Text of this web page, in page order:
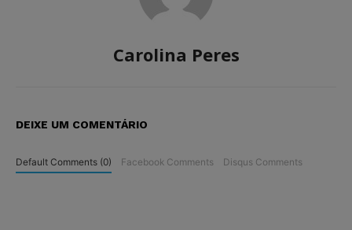
Carolina Peres
DEIXE UM COMENTÁRIO
Default Comments (0) Facebook Comments Disqus Comments